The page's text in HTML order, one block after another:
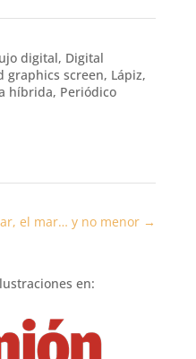
digital, Digital
graphics screen, Lápiz,
híbrida, Periódico
el mar… y no menor →
en: